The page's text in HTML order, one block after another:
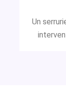
Un